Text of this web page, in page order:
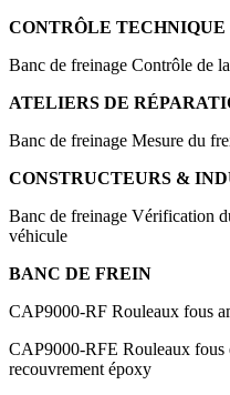
CONTRÔLE TECHNIQUE
Banc de freinage Contrôle de
ATELIERS DE
Banc de freinage Mesure du
CONSTRUCTEURS &
Banc de freinage Vérification
véhicule
BANC DE FREIN
CAP9000-RF Rouleaux fous
CAP9000-RFE Rouleaux fous
recouvrement époxy